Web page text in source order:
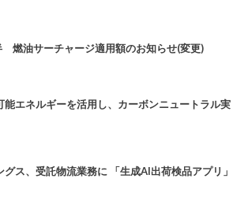
燃油サーチャージ適用額のお知らせ(変更)
能エネルギーを活用し、カーボンニュートラル実
ス、受託物流業務に 「生成AI出荷検品アプリ」